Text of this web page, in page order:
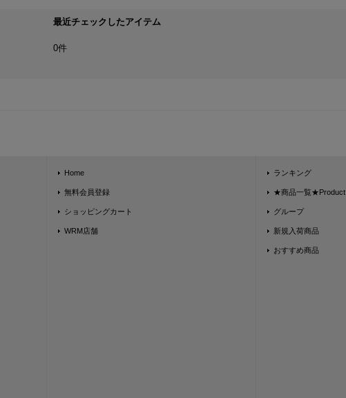
最近チェックしたアイテム
0件
Home
無料会員登録
ショッピングカート
WRM店舗
ランキング
★商品一覧★Product
グループ
新規入荷商品
おすすめ商品